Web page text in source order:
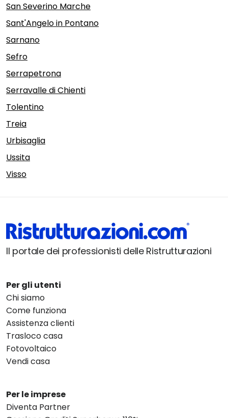
San Severino Marche
Sant'Angelo in Pontano
Sarnano
Sefro
Serrapetrona
Serravalle di Chienti
Tolentino
Treia
Urbisaglia
Ussita
Visso
Il portale dei professionisti delle Ristrutturazioni
Per gli utenti
Chi siamo
Come funziona
Assistenza clienti
Trasloco casa
Fotovoltaico
Vendi casa
Per le imprese
Diventa Partner